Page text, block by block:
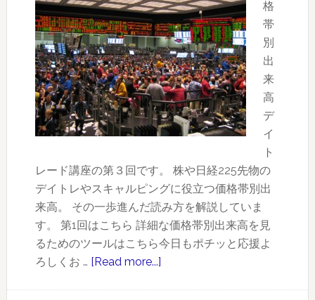
【４】
ス
ト
ッ
プ
注
文
を
料
に
次
の
レ
格
帯
別
出
来
高
デ
イ
ト
レード講座の第３回です。 株や日経225先物の
デイトレやスキャルピングに役立つ価格帯別出
来高。 その一歩進んだ読み方を解説していま
す。 第1回はこちら 詳細な価格帯別出来高を見
るためのツールはこちら今日もポチッと応援よ
ろしくお … [Read more...]